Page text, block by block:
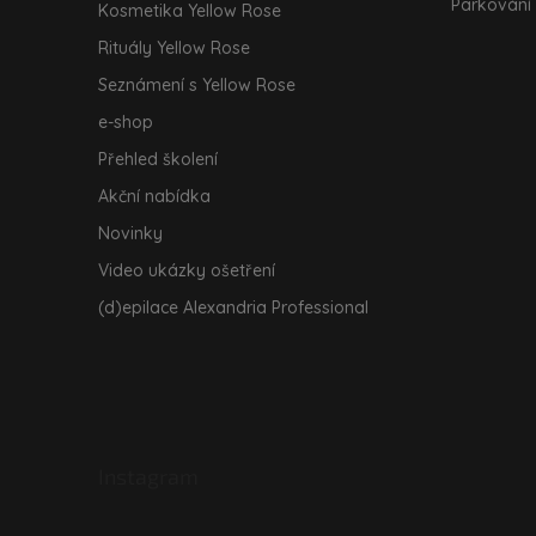
Kosmetika Yellow Rose
Rituály Yellow Rose
Seznámení s Yellow Rose
e-shop
Přehled školení
Akční nabídka
Novinky
Video ukázky ošetření
(d)epilace Alexandria Professional
Parkování